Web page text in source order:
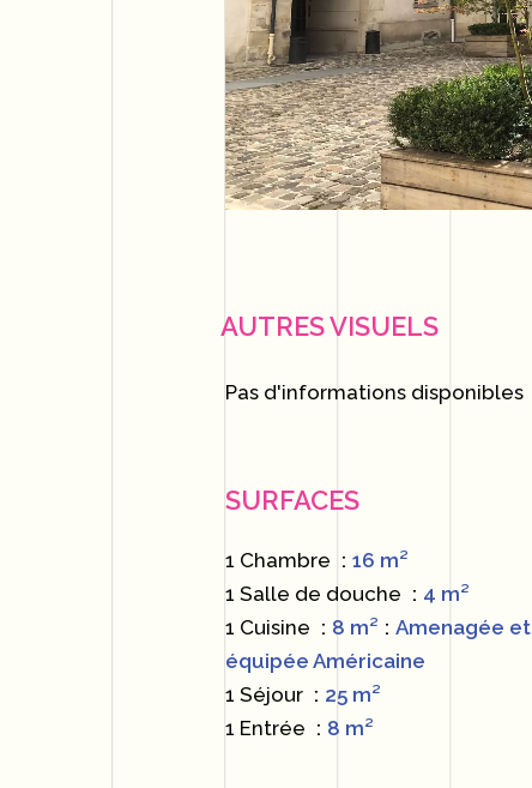
AUTRES VISUELS
Pas d'informations disponibles
SURFACES
1 Chambre
16 m²
1 Salle de douche
4 m²
1 Cuisine
8 m²
Amenagée et
équipée Américaine
1 Séjour
25 m²
1 Entrée
8 m²